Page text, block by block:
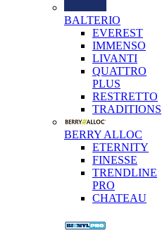
BALTERIO
EVEREST
IMMENSO
LIVANTI
QUATTRO
PLUS
RESTRETTO
TRADITIONS
BERRY ALLOC
ETERNITY
FINESSE
TRENDLINE
PRO
CHATEAU